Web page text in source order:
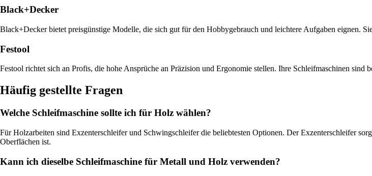
Black+Decker
Black+Decker bietet preisgünstige Modelle, die sich gut für den Hobbygebrauch und leichtere Aufgaben eignen.
Festool
Festool richtet sich an Profis, die hohe Ansprüche an Präzision und Ergonomie stellen. Ihre Schleifmaschinen
Häufig gestellte Fragen
Welche Schleifmaschine sollte ich für Holz wählen?
Für Holzarbeiten sind Exzenterschleifer und Schwingschleifer die beliebtesten Optionen. Der Exzenterschleifer
Oberflächen ist.
Kann ich dieselbe Schleifmaschine für Metall und Holz verwenden?